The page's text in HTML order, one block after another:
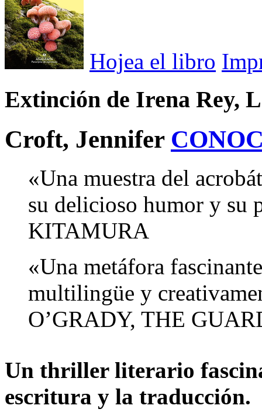
Hojea el libro
Extinción de Irena Rey,
Croft, Jennifer
«Una muestra del
su delicioso humor y su
KITAMURA
«Una metáfora
multilingüe y
O’GRADY, THE
Un thriller literario
escritura y la traducción.